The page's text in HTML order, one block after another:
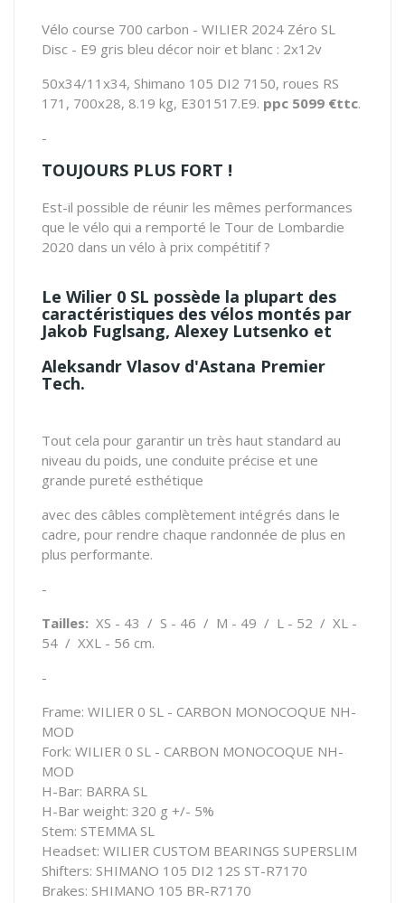
Vélo course 700 carbon - WILIER 2024 Zéro SL
Disc - E9 gris bleu décor noir et blanc : 2x12v
50x34/11x34, Shimano 105 DI2 7150, roues RS
171, 700x28, 8.19 kg, E301517.E9. ppc 5099 €ttc.
-
TOUJOURS PLUS FORT !
Est-il possible de réunir les mêmes performances
que le vélo qui a remporté le Tour de Lombardie
2020 dans un vélo à prix compétitif ?
Le Wilier 0 SL possède la plupart des
caractéristiques des vélos montés par
Jakob Fuglsang, Alexey Lutsenko et
Aleksandr Vlasov d'Astana Premier
Tech.
Tout cela pour garantir un très haut standard au
niveau du poids, une conduite précise et une
grande pureté esthétique
avec des câbles complètement intégrés dans le
cadre, pour rendre chaque randonnée de plus en
plus performante.
-
Tailles: XS - 43 / S - 46 / M - 49 / L - 52 / XL -
54 / XXL - 56 cm.
-
Frame: WILIER 0 SL - CARBON MONOCOQUE NH-
MOD
Fork: WILIER 0 SL - CARBON MONOCOQUE NH-
MOD
H-Bar: BARRA SL
H-Bar weight: 320 g +/- 5%
Stem: STEMMA SL
Headset: WILIER CUSTOM BEARINGS SUPERSLIM
Shifters: SHIMANO 105 DI2 12S ST-R7170
Brakes: SHIMANO 105 BR-R7170